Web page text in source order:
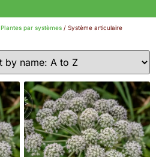
Plantes par systèmes/ Système articulaire